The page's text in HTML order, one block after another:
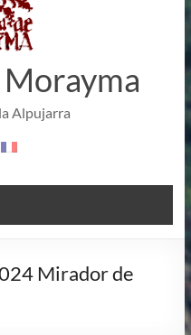
Alpujarra
Mirador de